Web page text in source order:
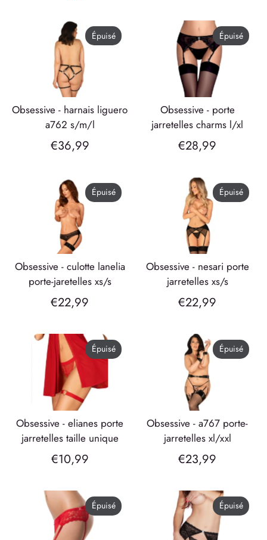
obsessive - harnais liguero
a762 s/m/l
€36,99
Épuisé
obsessive - porte
jarretelles charms l/xl
€28,99
Épuisé
obsessive - culotte lanelia
porte-jaretelles xs/s
€22,99
Épuisé
obsessive - nesari porte
jarretelles xs/s
€22,99
Épuisé
obsessive - elianes porte
jarretelles taille unique
€10,99
Épuisé
obsessive - a767 porte-
jarretelles xl/xxl
€23,99
Épuisé
Épuisé Épuisé